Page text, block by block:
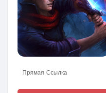
Прямая Ссылка